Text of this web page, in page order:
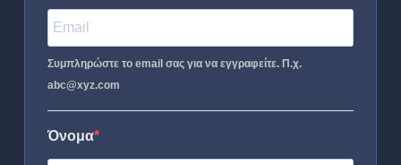
Συμπληρώστε το email σας για να εγγραφείτε. Π.χ.
abc@xyz.com
Όνομα